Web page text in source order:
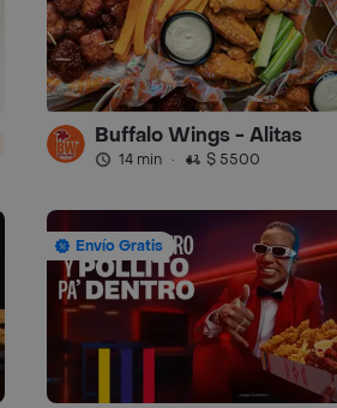
Buffalo Wings - Alitas
14 min · $ 5500
Envío Gratis